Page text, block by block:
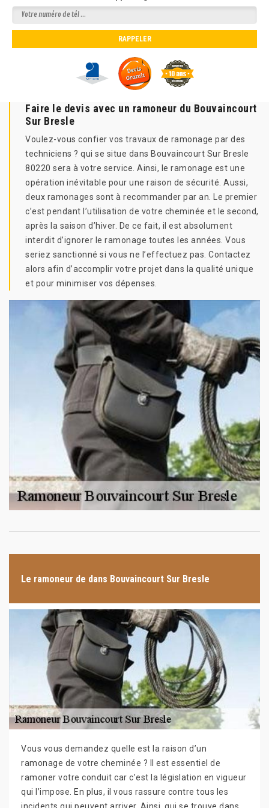
Faire le devis avec un ramoneur du Bouvaincourt
Sur Bresle
Voulez-vous confier vos travaux de ramonage par des
techniciens ? qui se situe dans Bouvaincourt Sur Bresle
80220 sera à votre service. Ainsi, le ramonage est une
opération inévitable pour une raison de sécurité. Aussi,
deux ramonages sont à recommander par an. Le premier
c’est pendant l’utilisation de votre cheminée et le second,
après la saison d’hiver. De ce fait, il est absolument
interdit d’ignorer le ramonage toutes les années. Vous
seriez sanctionné si vous ne l’effectuez pas. Contactez
alors afin d’accomplir votre projet dans la qualité unique
et pour minimiser vos dépenses.
Le ramoneur de dans Bouvaincourt Sur Bresle
Vous vous demandez quelle est la raison d’un
ramonage de votre cheminée ? Il est essentiel de
ramoner votre conduit car c’est la législation en vigueur
qui l’impose. En plus, il vous rassure contre tous les